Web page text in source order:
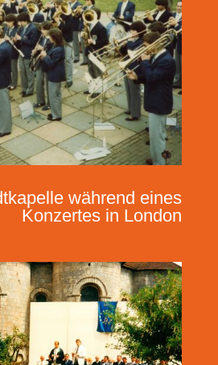
während eines
Konzertes in London